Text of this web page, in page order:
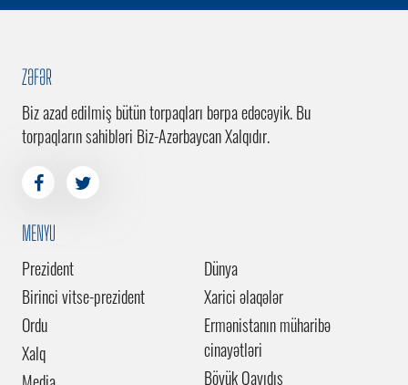
ZƏFƏR
Biz azad edilmiş bütün torpaqları bərpa edəcəyik. Bu
torpaqların sahibləri Biz-Azərbaycan Xalqıdır.
MENYU
Prezident
Birinci vitse-prezident
Ordu
Xalq
Dünya
Xarici əlaqələr
Ermənistanın müharibə
cinayətləri
Böyük Qayıdış